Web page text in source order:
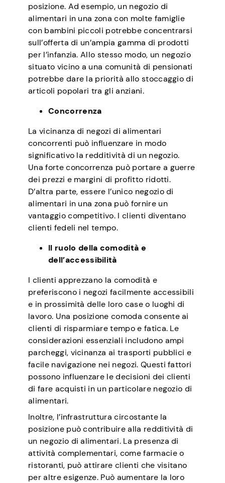
posizione. Ad esempio, un negozio di
alimentari in una zona con molte famiglie
con bambini piccoli potrebbe concentrarsi
sull’offerta di un’ampia gamma di prodotti
per l’infanzia. Allo stesso modo, un negozio
situato vicino a una comunità di pensionati
potrebbe dare la priorità allo stoccaggio di
articoli popolari tra gli anziani.
Concorrenza
La vicinanza di negozi di alimentari
concorrenti può influenzare in modo
significativo la redditività di un negozio.
Una forte concorrenza può portare a guerre
dei prezzi e margini di profitto ridotti.
D’altra parte, essere l’unico negozio di
alimentari in una zona può fornire un
vantaggio competitivo. I clienti diventano
clienti fedeli nel tempo.
Il ruolo della comodità e
dell’accessibilità
I clienti apprezzano la comodità e
preferiscono i negozi facilmente accessibili
e in prossimità delle loro case o luoghi di
lavoro. Una posizione comoda consente ai
clienti di risparmiare tempo e fatica. Le
considerazioni essenziali includono ampi
parcheggi, vicinanza ai trasporti pubblici e
facile navigazione nei negozi. Questi fattori
possono influenzare le decisioni dei clienti
di fare acquisti in un particolare negozio di
alimentari.
Inoltre, l’infrastruttura circostante la
posizione può contribuire alla redditività di
un negozio di alimentari. La presenza di
attività complementari, come farmacie o
ristoranti, può attirare clienti che visitano
per altre esigenze. Può aumentare la loro